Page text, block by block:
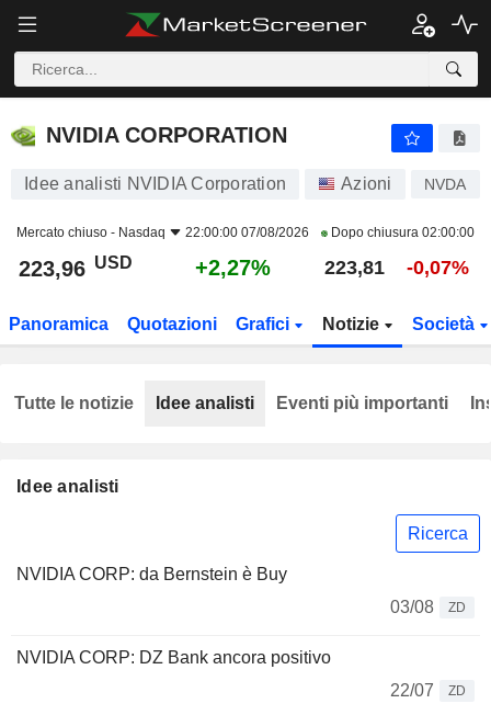
NVIDIA CORPORATION
NVIDIA CORPORATION
Idee analisti NVIDIA Corporation Azioni NVDA
Mercato chiuso - Nasdaq 22:00:00 07/08/2026 Dopo chiusura 02:00:00
223,96 USD +2,27% 223,81 -0,07%
Panoramica Quotazioni Grafici Notizie Società
Idee analisti
Ricerca
NVIDIA CORP: da Bernstein è Buy
03/08
ZD
NVIDIA CORP: DZ Bank ancora positivo
22/07
ZD
Tutte le notizie Idee analisti Eventi più importanti